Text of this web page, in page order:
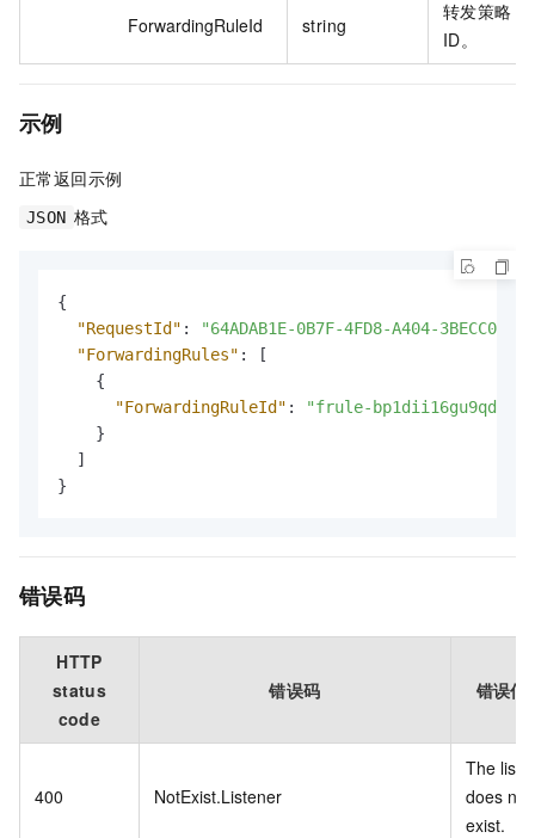
ForwardingRuleId string
转发策略
ID。
示例
正常返回示例
JSON 格式
{
"RequestId" :
"64ADAB1E-0B7F-4FD8-A404-
"ForwardingRules" :
[
{
"ForwardingRuleId" :
"frule-
}
]
}
错误码
HTTP
status
code
错误码 错误信
400 NotExist.Listener
The
does not
exist.